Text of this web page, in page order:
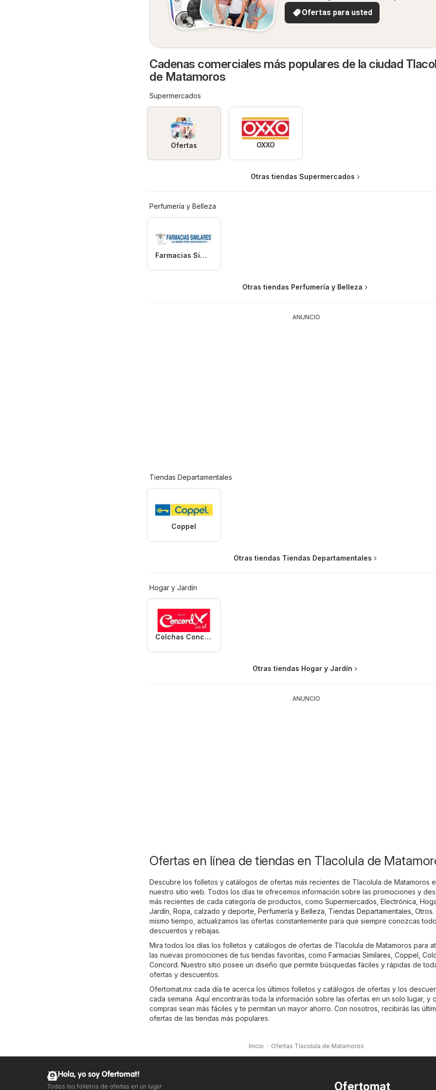
Ofertas para usted
Cadenas comerciales más populares de la ciudad
de Matamoros
Supermercados
Ofertas OXXO
Otras tiendas Supermercados
Perfumería y Belleza
Farmacias Similares
Otras tiendas Perfumería y Belleza
ANUNCIO
Tiendas Departamentales
Coppel
Otras tiendas Tiendas Departamentales
Hogar y Jardín
Colchas Concord
Otras tiendas Hogar y Jardín
ANUNCIO
Ofertas en línea de tiendas en Tlacolula de
Descubre los folletos y catálogos de ofertas más recientes de Tlacolula de Matamoros
nuestro sitio web. Todos los días te ofrecemos información sobre las promociones y
más recientes de cada categoría de productos, como Supermercados Electrónica
Jardín Ropa, calzado y deporte Perfumería y Belleza Tiendas Departamentales Otros.
mismo tiempo, actualizamos las ofertas constantemente para que siempre conozcas
descuentos y rebajas.
Mira todos los días los folletos y catálogos de ofertas de Tlacolula de Matamoros para
las nuevas promociones de tus tiendas favoritas, como Farmacias Similares Coppel
Concord. Nuestro sitio posee un diseño que permite búsquedas fáciles y rápidas de
ofertas y descuentos.
Ofertomat.mx cada día te acerca los últimos folletos y catálogos de ofertas y los
cada semana. Aquí encontrarás toda la información sobre las ofertas en un solo lugar, y
compras sean más fáciles y te permitan un mayor ahorro. Con nosotros, recibirás las
ofertas de las tiendas más populares.
Inicio Ofertas Tlacolula de Matamoros
Ofertomat
Hola, yo soy Ofertomat!
Todos los folletos de ofertas en un lugar